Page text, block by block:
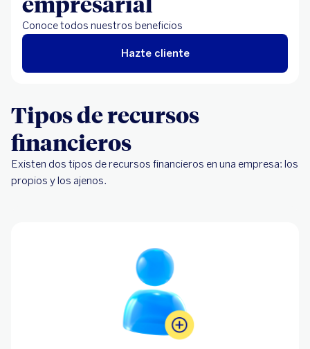
Conoce todos nuestros beneficios
Hazte cliente
Tipos de recursos
financieros
Existen dos tipos de recursos financieros en una empresa: los
propios y los ajenos.